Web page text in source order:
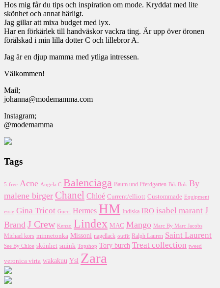
Hos mig får du tips och inspiration om mode. Kryddat med lite
skönhet och annat härligt.
Jag gillar att mixa budget med lyx.
Har en förkärlek till handväskor vackra ting. Är upp över öronen
förälskad i min lilla dotter C och lillebror A.
Jag är en djup mamma med ytliga intressen.
Välkommen!
Mail;
johanna@modemamma.com
Instagram;
@modemamma
Tags
5-free Acne Angela C Balenciaga Baum und Pferdgarten Bik Bok By
malene birger Chanel Chloé Current/elliott Custommade Equipment
essie Gina Tricot Gucci Hermes HM Indiska IRO isabel marant J
Brand J Crew Kenzo Lindex MAC Mango Marc By Marc Jacobs
Michael kors minnetonka Missoni nagellack outfit Ralph Lauren Saint Laurent
See By Chloe skönhet smink Topshop Tory burch Treat collection tweed
veronica virta wakakuu Ysl Zara